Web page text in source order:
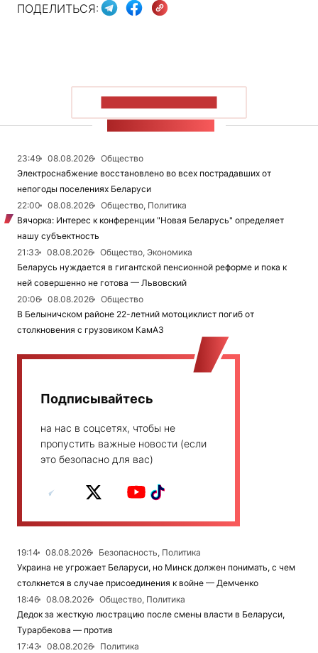
ПОДЕЛИТЬСЯ:
23:49 08.08.2026
Общество
Электроснабжение восстановлено во всех пострадавших от
непогоды поселениях Беларуси
22:00
08.08.2026
Общество, Политика
Вячорка: Интерес к конференции "Новая Беларусь" определяет
нашу субъектность
21:33
08.08.2026
Общество, Экономика
Беларусь нуждается в гигантской пенсионной реформе и пока к
ней совершенно не готова — Львовский
20:06
08.08.2026
Общество
В Белыничском районе 22-летний мотоциклист погиб от
столкновения с грузовиком КамАЗ
Подписывайтесь
на нас в соцсетях, чтобы не
пропустить важные новости (если
это безопасно для вас)
19:14 08.08.2026
Безопасность, Политика
Украина не угрожает Беларуси, но Минск должен понимать, с чем
столкнется в случае присоединения к войне — Демченко
18:46
08.08.2026
Общество, Политика
Дедок за жесткую люстрацию после смены власти в Беларуси,
Турарбекова — против
17:43
08.08.2026
Политика